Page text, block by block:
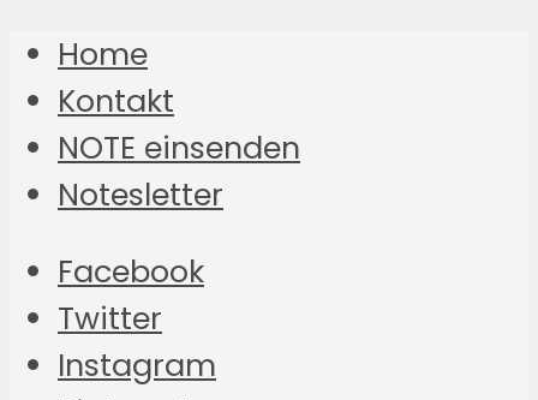
Home
Kontakt
NOTE einsenden
Notesletter
Facebook
Twitter
Instagram